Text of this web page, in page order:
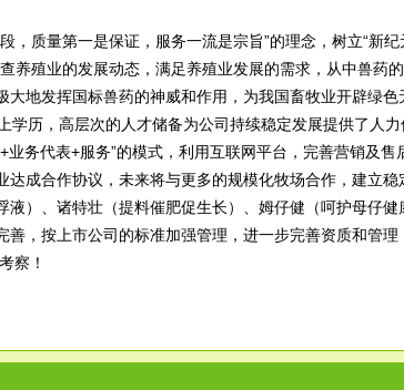
，质量第一是保证，服务一流是宗旨”的理念，树立“新
养殖业的发展动态，满足养殖业发展的需求，从中兽药
地发挥国标兽药的神威和作用，为我国畜牧业开辟绿色
历，高层次的人才储备为公司持续稳定发展提供了人力
业务代表+服务”的模式，利用互联网平台，完善营销及
成合作协议，未来将与更多的规模化牧场合作，建立稳
）、诸特壮（提料催肥促生长）、姆仔健（呵护母仔健
，按上市公司的标准加强管理，进一步完善资质和管理
察！